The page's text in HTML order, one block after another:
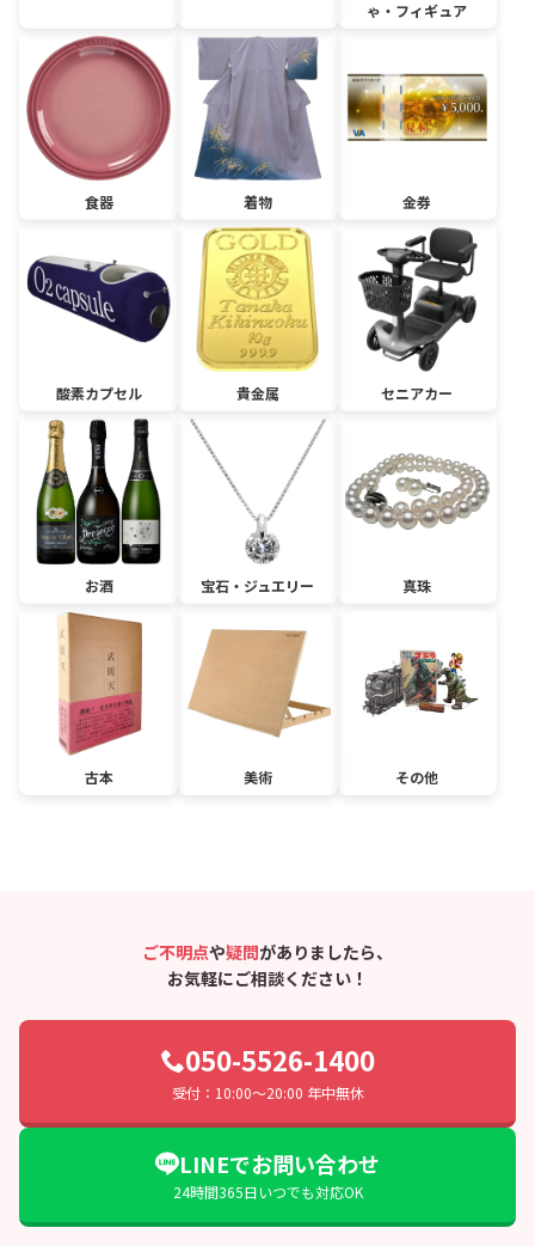
ゃ・フィギュア
食器 着物 金券
酸素カプセル 貴金属 セニアカー
お酒 宝石・ジュエリー 真珠
古本 美術 その他
ご不明点や疑問がありましたら、
お気軽にご相談ください！
050-5526-1400
受付：10:00〜20:00 年中無休
LINEでお問い合わせ
24時間365日いつでも対応OK